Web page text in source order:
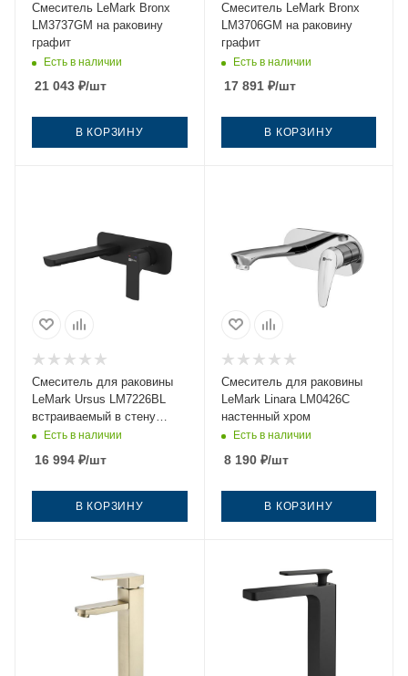
Смеситель LeMark Bronx
LM3737GM на раковину
графит
Есть в наличии
21 043 ₽/шт
В КОРЗИНУ
Смеситель LeMark Bronx
LM3706GM на раковину
графит
Есть в наличии
17 891₽/шт
В КОРЗИНУ
Смеситель для раковины
LeMark Ursus LM7226BL
встраиваемый в стену
черный
Есть в наличии
16 994 ₽/шт
В КОРЗИНУ
Смеситель для раковины
LeMark Linara LM0426C
настенный хром
Есть в наличии
8 190₽/шт
В КОРЗИНУ